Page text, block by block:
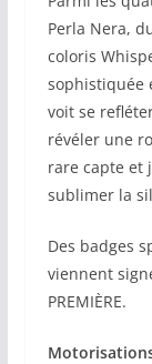
Perla Nera,
coloris
sophistiquée
voit se
révéler une
rare capte et
sublimer la
Des badges
viennent
PREMIÈRE.